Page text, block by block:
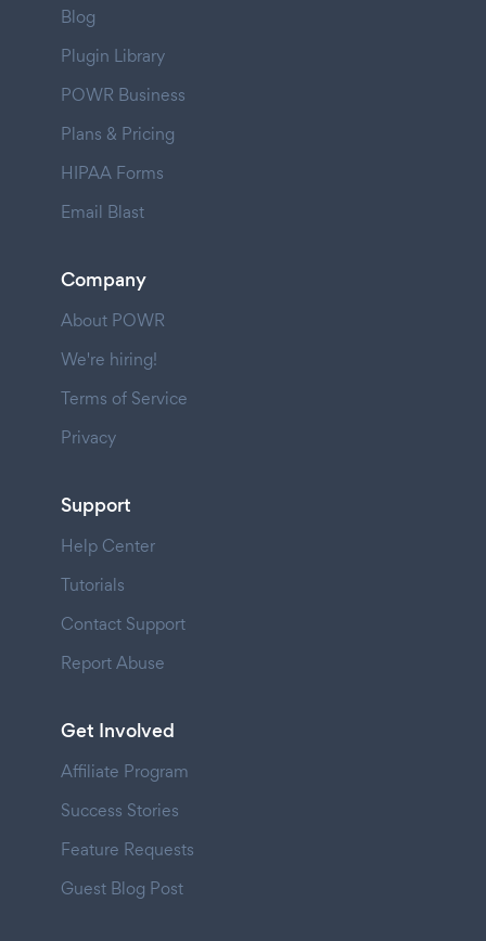
Blog
Plugin Library
POWR Business
Plans & Pricing
HIPAA Forms
Email Blast
Company
About POWR
We're hiring!
Terms of Service
Privacy
Support
Help Center
Tutorials
Contact Support
Report Abuse
Get Involved
Affiliate Program
Success Stories
Feature Requests
Guest Blog Post